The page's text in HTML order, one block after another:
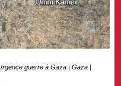
guerre à Gaza |Gaza